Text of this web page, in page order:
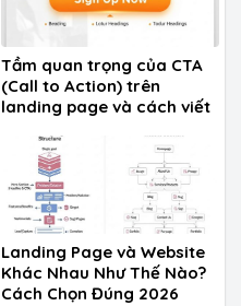
Tầm quan trọng của CTA
(Call to Action) trên
landing page và cách viết
Landing Page và Website
Khác Nhau Như Thế Nào?
Cách Chọn Đúng 2026